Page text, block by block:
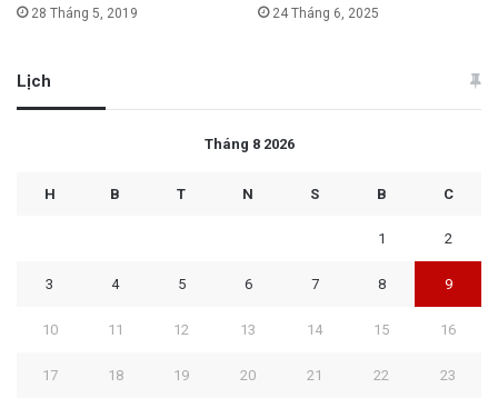
28 Tháng 5, 2019 24 Tháng 6, 2025
Lịch
Tháng 8 2026
H B T N S B C
1 2
3 4 5 6 7 8 9
10 11 12 13 14 15 16
17 18 19 20 21 22 23